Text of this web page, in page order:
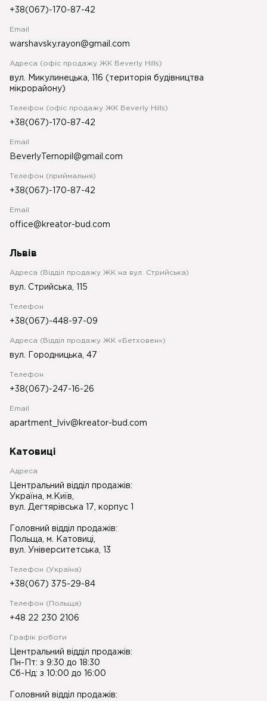
+38(067)-170-87-42
Email
warshavsky.rayon@gmail.com
Адреса (офіс продажу ЖК Beverly Hills)
вул. Микулинецька, 116 (територія будівництва
мікрорайону)
Телефон (офіс продажу ЖК Beverly Hills)
+38(067)-170-87-42
Email
BeverlyTernopil@gmail.com
Телефон (приймальня)
+38(067)-170-87-42
Email
office@kreator-bud.com
Львів
Адреса (Відділ продажу ЖК на вул. Стрийська)
вул. Стрийська, 115
Телефон
+38(067)-448-97-09
Адреса (Відділ продажу ЖК «Бетховен»)
вул. Городницька, 47
Телефон
+38(067)-247-16-26
Email
apartment_lviv@kreator-bud.com
Катовиці
Адреса
Центральний відділ продажів:
Україна, м.Київ,
вул. Дегтярівська 17, корпус 1
Головний відділ продажів:
Польща, м. Катовиці,
вул. Університетська, 13
Телефон (Україна)
+38(067) 375-29-84
Телефон (Польща)
+48 22 230 2106
Графік роботи
Центральний відділ продажів:
Пн-Пт: з 9:30 до 18:30
Сб-Нд: з 10:00 до 16:00
Головний відділ продажів: